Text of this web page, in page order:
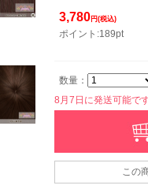
3,780 円(税込)
ポイント:189pt
数量：
8月7日に発送可能で
この